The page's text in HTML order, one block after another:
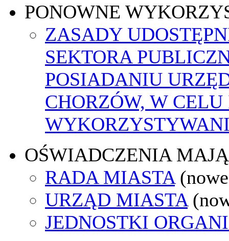
PONOWNE
ZASADY
SEKTORA
POSIADANIU
CHORZÓW, W
OŚWIADCZENIA
RADA MIASTA
URZĄD MIASTA
JEDNOSTKI